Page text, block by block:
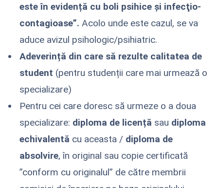
este în evidență cu boli psihice și infecţio-
contagioase”. Acolo unde este cazul, se va
aduce avizul psihologic/psihiatric.
Adeverință din care să rezulte calitatea de
student (pentru studenții care mai urmează o
specializare)
Pentru cei care doresc să urmeze o a doua
specializare: diploma de licență sau diploma
echivalentă cu aceasta / diploma de
absolvire, în original sau copie certificată
”conform cu originalul” de către membrii